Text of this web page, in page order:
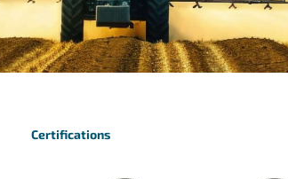
Certifications